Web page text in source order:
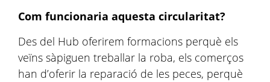
Com funcionaria aquesta circularitat?
Des del Hub oferirem formacions perquè els
veïns sàpiguen treballar la roba, els comerços
han d’oferir la reparació de les peces, perquè